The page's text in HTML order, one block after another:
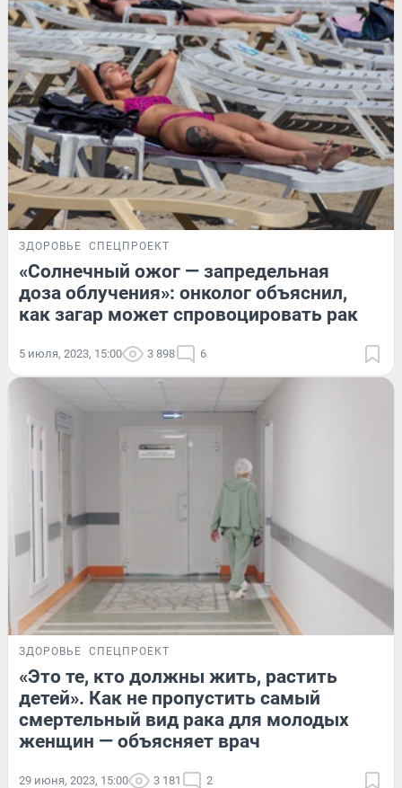
ЗДОРОВЬЕ СПЕЦПРОЕКТ
«Солнечный ожог — запредельная
доза облучения»: онколог объяснил,
как загар может спровоцировать рак
5 июля, 2023, 15:00 3 898 6
ЗДОРОВЬЕ СПЕЦПРОЕКТ
«Это те, кто должны жить, растить
детей». Как не пропустить самый
смертельный вид рака для молодых
женщин — объясняет врач
29 июня, 2023, 15:00 3 181 2